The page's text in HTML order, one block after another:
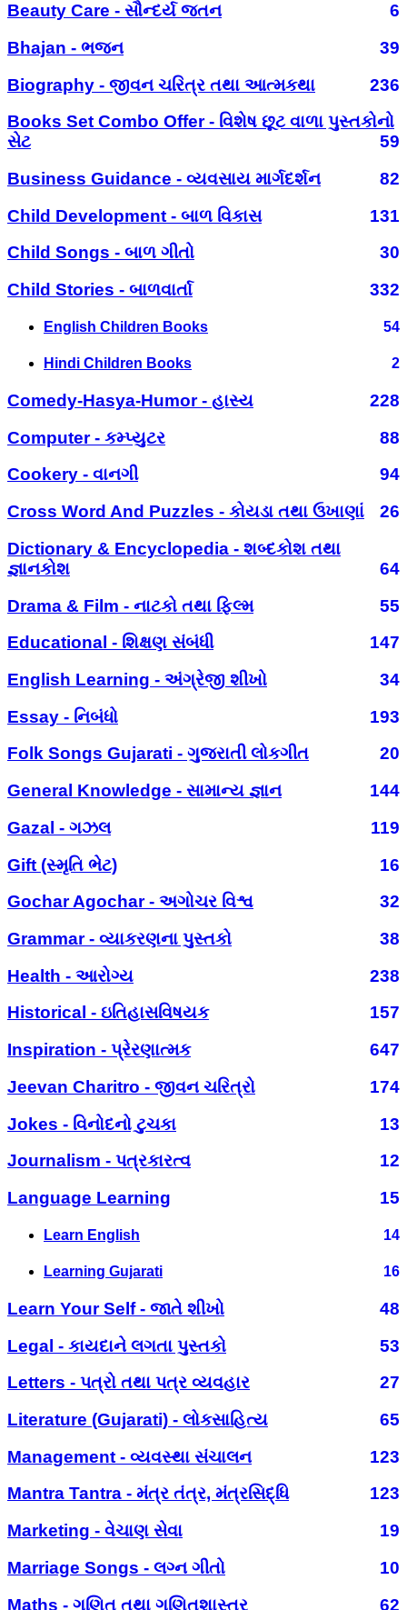
Beauty Care - સૌન્દર્ય જતન
6
Bhajan - ભજન
39
Biography - જીવન ચરિત્ર તથા આત્મકથા
236
Books Set Combo Offer - વિશેષ છૂટ વાળા પુસ્તકોનો
સેટ
59
Business Guidance - વ્યવસાય માર્ગદર્શન
82
Child Development - બાળ વિકાસ
131
Child Songs - બાળ ગીતો
30
Child Stories - બાળવાર્તા
332
English Children Books 54
Hindi Children Books 2
Comedy-Hasya-Humor - હાસ્ય
228
Computer - કમ્પ્યુટર
88
Cookery - વાનગી
94
Cross Word And Puzzles - કોયડા તથા ઉખાણાં
26
Dictionary & Encyclopedia - શબ્દકોશ તથા
જ્ઞાનકોશ
64
Drama & Film - નાટકો તથા ફિલ્મ
55
Educational - શિક્ષણ સંબંધી
147
English Learning - અંગ્રેજી શીખો
34
Essay - નિબંધો
193
Folk Songs Gujarati - ગુજરાતી લોકગીત
20
General Knowledge - સામાન્ય જ્ઞાન
144
Gazal - ગઝલ
119
Gift (સ્મૃતિ ભેટ)
16
Gochar Agochar - અગોચર વિશ્વ
32
Grammar - વ્યાકરણના પુસ્તકો
38
Health - આરોગ્ય
238
Historical - ઇતિહાસવિષયક
157
Inspiration - પ્રેરણાત્મક
647
Jeevan Charitro - જીવન ચરિત્રો
174
Jokes - વિનોદનો ટુચકા
13
Journalism - પત્રકારત્વ
12
Language Learning
15
Learn English 14
Learning Gujarati 16
Learn Your Self - જાતે શીખો
48
Legal - કાયદાને લગતા પુસ્તકો
53
Letters - પત્રો તથા પત્ર વ્યવહાર
27
Literature (Gujarati) - લોકસાહિત્ય
65
Management - વ્યવસ્થા સંચાલન
123
Mantra Tantra - મંત્ર તંત્ર, મંત્રસિદ્ધિ
123
Marketing - વેચાણ સેવા
19
Marriage Songs - લગ્ન ગીતો
10
Maths - ગણિત તથા ગણિતશાસ્ત્ર
62